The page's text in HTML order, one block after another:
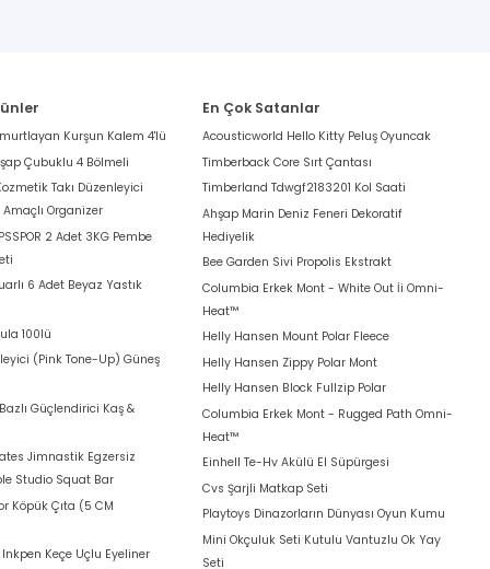
Kurşun Kalem 4'lü
Çubuklu 4 Bölmeli
Takı Düzenleyici
Organizer
2 Adet 3KG Pembe
6 Adet Beyaz Yastık
100lü
(Pink Tone-Up) Güneş
Güçlendirici Kaş &
Jimnastik Egzersiz
Studio Squat Bar
Köpük Çıta (5 CM
Keçe Uçlu Eyeliner
En Çok Satanlar
Acousticworld Hello Kitty Peluş Oyuncak
Timberback Core Sırt Çantası
Timberland Tdwgf2183201 Kol Saati
Ahşap Marin Deniz Feneri Dekoratif
Hediyelik
Bee Garden Sivi Propolis Ekstrakt
Columbia Erkek Mont - White Out İi Omni-
Heat™
Helly Hansen Mount Polar Fleece
Helly Hansen Zippy Polar Mont
Helly Hansen Block Fullzip Polar
Columbia Erkek Mont - Rugged Path Omni-
Heat™
Einhell Te-Hv Akülü El Süpürgesi
Cvs Şarjli Matkap Seti
Playtoys Dinazorların Dünyası Oyun Kumu
Mini Okçuluk Seti Kutulu Vantuzlu Ok Yay
Seti